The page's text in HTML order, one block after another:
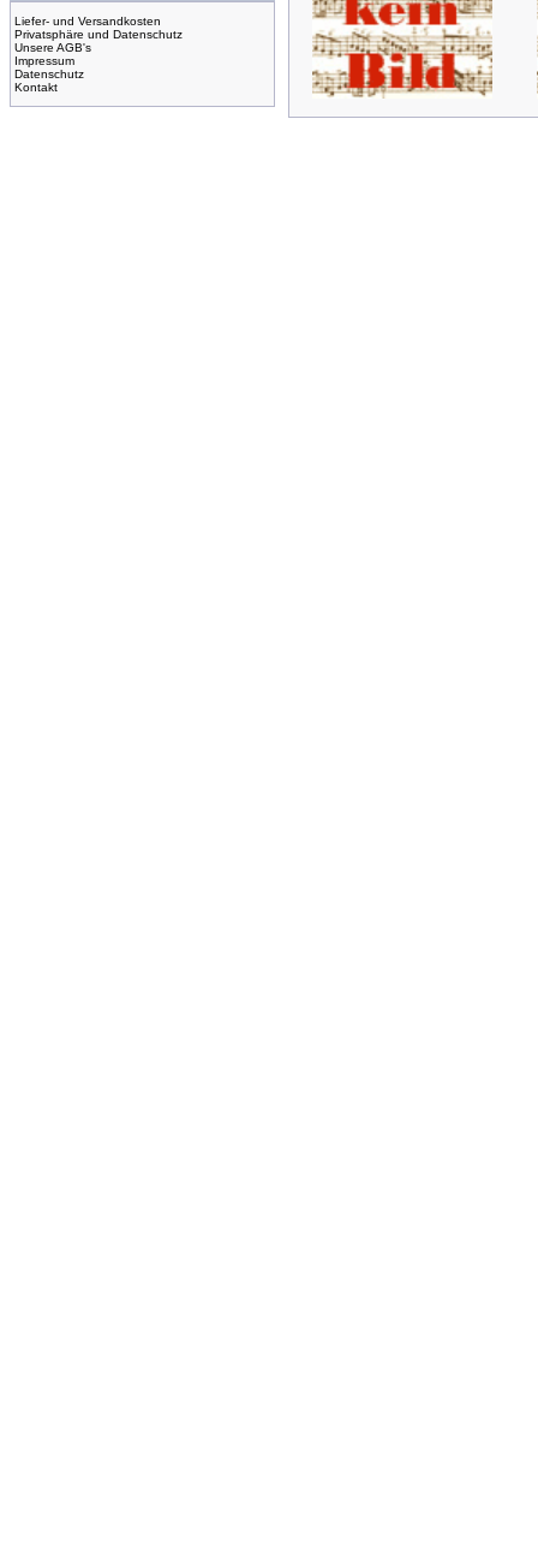
Liefer- und Versandkosten
Privatsphäre und Datenschutz
Unsere AGB's
Impressum
Datenschutz
Kontakt